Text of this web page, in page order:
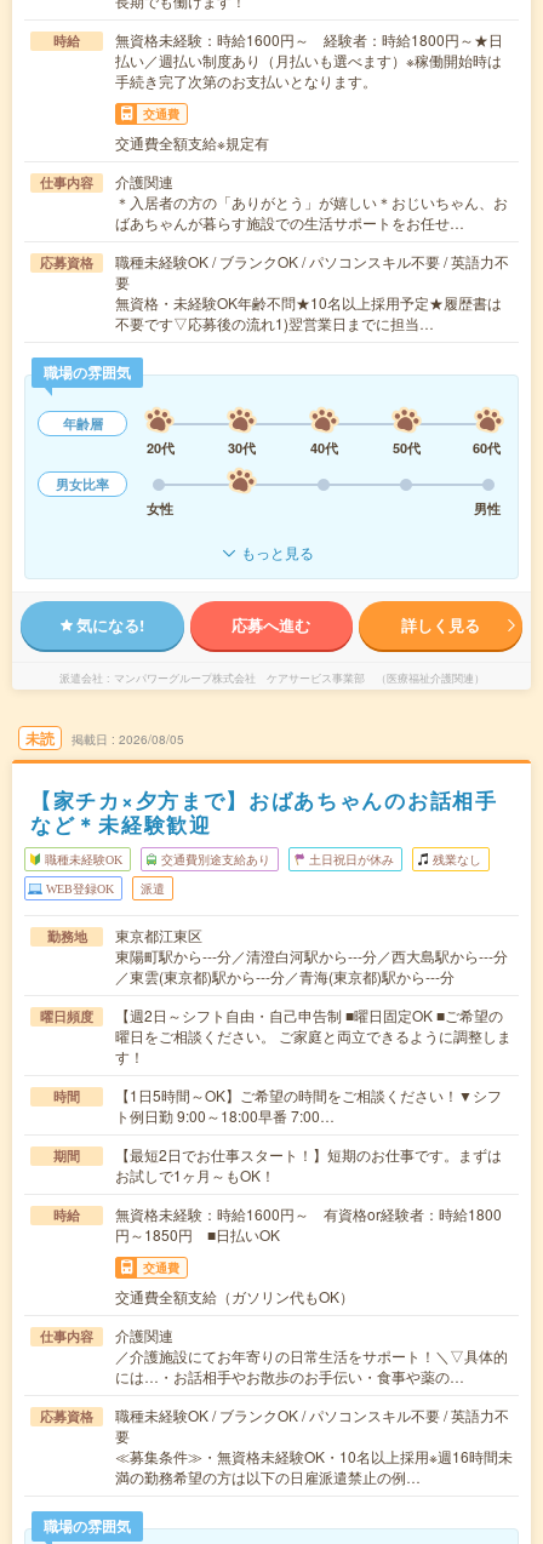
時給
無資格未経験：時給1600円～ 経験者：時給1800円～★日
払い／週払い制度あり（月払いも選べます）※稼働開始時は
手続き完了次第のお支払いとなります。
交通費
交通費全額支給※規定有
仕事内容
介護関連
＊入居者の方の「ありがとう」が嬉しい＊おじいちゃん、お
ばあちゃんが暮らす施設での生活サポートをお任せ…
応募資格
職種未経験OK / ブランクOK / パソコンスキル不要 / 英語力不
要
無資格・未経験OK年齢不問★10名以上採用予定★履歴書は
不要です▽応募後の流れ1)翌営業日までに担当…
職場の雰囲気
年齢層
20代
30代 40代 50代
60代
男女比率
女性
男性
もっと見る
気になる! 応募へ進む 詳しく見る
派遣会社 マンパワーグループ株式会社 ケアサービス事業部 （医療福祉介護関連）
未読 掲載日 2026/08/05
【家チカ×夕方まで】おばあちゃんのお話相手
など＊未経験歓迎
職種未経験OK 交通費別途支給あり 土日祝日が休み 残業なし
WEB登録OK 派遣
勤務地
東京都江東区
東陽町駅から---分／清澄白河駅から---分／西大島駅から---分
／東雲(東京都)駅から---分／青海(東京都)駅から---分
曜日頻度
【週2日～シフト自由・自己申告制 ■曜日固定OK ■ご希望の
曜日をご相談ください。 ご家庭と両立できるように調整しま
す！
時間
【1日5時間～OK】ご希望の時間をご相談ください！▼シフ
ト例日勤 9:00～18:00早番 7:00…
期間
【最短2日でお仕事スタート！】短期のお仕事です。まずは
お試しで1ヶ月～もOK！
時給
無資格未経験：時給1600円～ 有資格or経験者：時給1800
円～1850円 ■日払いOK
交通費
交通費全額支給（ガソリン代もOK）
仕事内容
介護関連
／介護施設にてお年寄りの日常生活をサポート！＼▽具体的
には…・お話相手やお散歩のお手伝い・食事や薬の…
応募資格
職種未経験OK / ブランクOK / パソコンスキル不要 / 英語力不
要
≪募集条件≫・無資格未経験OK・10名以上採用※週16時間未
満の勤務希望の方は以下の日雇派遣禁止の例…
職場の雰囲気